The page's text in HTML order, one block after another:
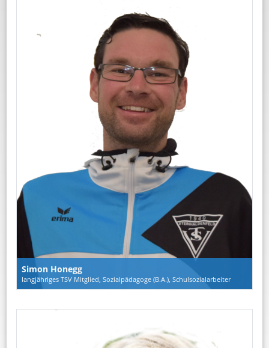
Simon Honegg
langjähriges TSV Mitglied, Sozialpädagoge (B.A.), Schulsozialarbeiter